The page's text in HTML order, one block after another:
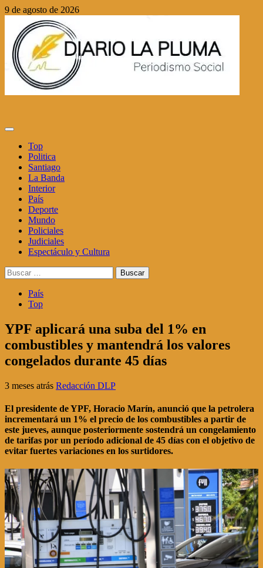
Saltar
contenido
9 de agosto de 2026
Menú
principalTop
Politica
Santiago
La Banda
Interior
País
Deporte
Mundo
Policiales
Judiciales
Espectáculo y Cultura
Buscar:
País
Top
YPF aplicará una suba del 1% en
combustibles y mantendrá los valores
congelados durante 45 días
3 meses atrás Redacción DLP
El presidente de YPF, Horacio Marín, anunció que la petrolera
incrementará un 1% el precio de los combustibles a partir de
este jueves, aunque posteriormente sostendrá un congelamiento
de tarifas por un período adicional de 45 días con el objetivo de
evitar fuertes variaciones en los surtidores.